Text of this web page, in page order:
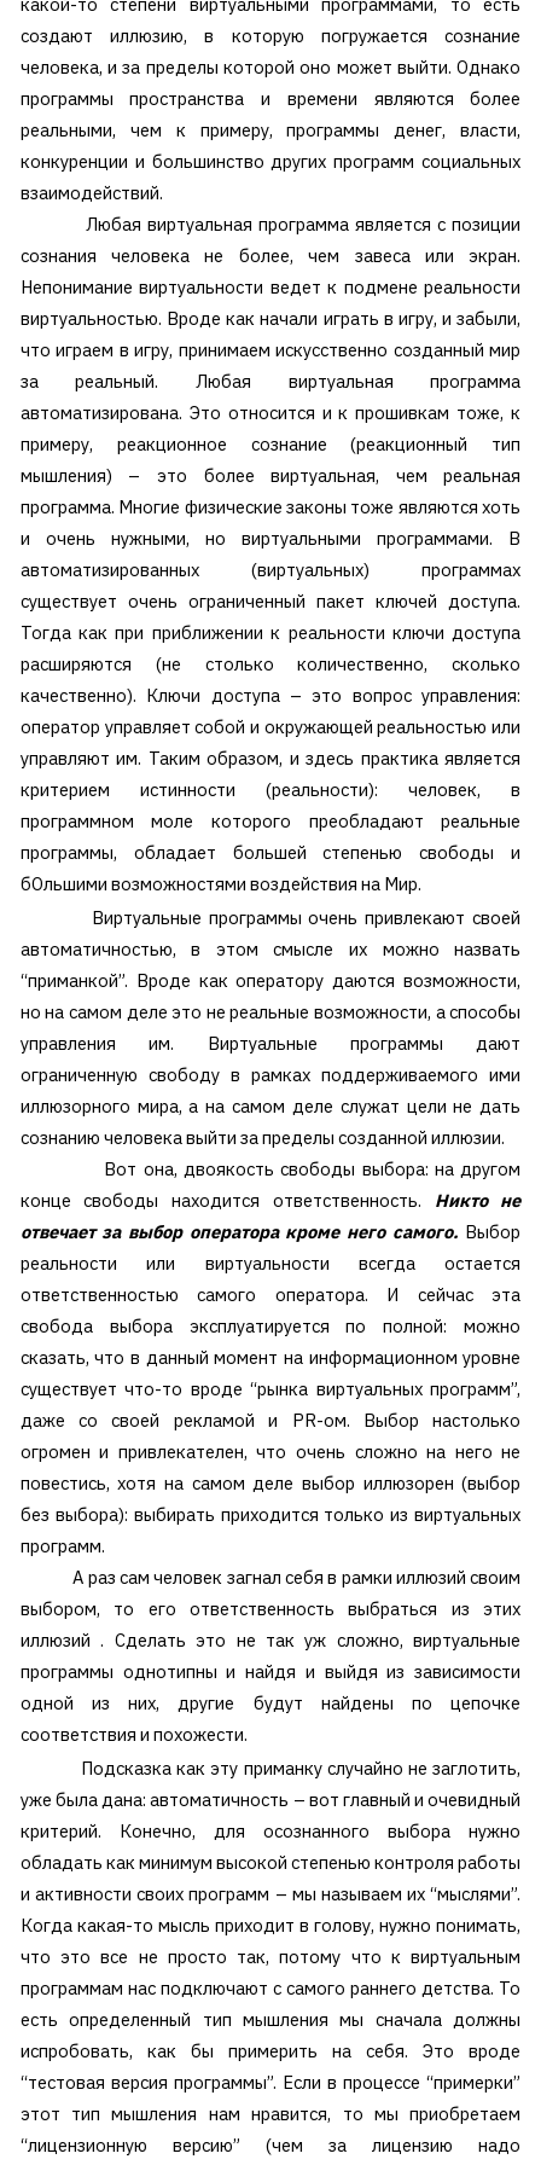
создают иллюзию, в которую погружается сознание
человека, и за пределы которой оно может выйти. Однако
программы пространства и времени являются более
реальными, чем к примеру, программы денег, власти,
конкуренции и большинство других программ социальных
взаимодействий.
Любая виртуальная программа является с позиции
сознания человека не более, чем завеса или экран.
Непонимание виртуальности ведет к подмене реальности
виртуальностью. Вроде как начали играть в игру, и забыли,
что играем в игру, принимаем искусственно созданный мир
за реальный. Любая виртуальная программа
автоматизирована. Это относится и к прошивкам тоже, к
примеру, реакционное сознание (реакционный тип
мышления) – это более виртуальная, чем реальная
программа. Многие физические законы тоже являются хоть
и очень нужными, но виртуальными программами. В
автоматизированных (виртуальных) программах
существует очень ограниченный пакет ключей доступа.
Тогда как при приближении к реальности ключи доступа
расширяются (не столько количественно, сколько
качественно). Ключи доступа – это вопрос управления:
оператор управляет собой и окружающей реальностью или
управляют им. Таким образом, и здесь практика является
критерием истинности (реальности): человек, в
программном моле которого преобладают реальные
программы, обладает большей степенью свободы и
бОльшими возможностями воздействия на Мир.
Виртуальные программы очень привлекают своей
автоматичностью, в этом смысле их можно назвать
“приманкой”. Вроде как оператору даются возможности,
но на самом деле это не реальные возможности, а способы
управления им. Виртуальные программы дают
ограниченную свободу в рамках поддерживаемого ими
иллюзорного мира, а на самом деле служат цели не дать
сознанию человека выйти за пределы созданной иллюзии.
Вот она, двоякость свободы выбора: на другом
конце свободы находится ответственность. Никто не
отвечает за выбор оператора кроме него самого. Выбор
реальности или виртуальности всегда остается
ответственностью самого оператора. И сейчас эта
свобода выбора эксплуатируется по полной: можно
сказать, что в данный момент на информационном уровне
существует что-то вроде “рынка виртуальных программ”,
даже со своей рекламой и PR-ом. Выбор настолько
огромен и привлекателен, что очень сложно на него не
повестись, хотя на самом деле выбор иллюзорен (выбор
без выбора): выбирать приходится только из виртуальных
программ.
А раз сам человек загнал себя в рамки иллюзий своим
выбором, то его ответственность выбраться из этих
иллюзий . Сделать это не так уж сложно, виртуальные
программы однотипны и найдя и выйдя из зависимости
одной из них, другие будут найдены по цепочке
соответствия и похожести.
Подсказка как эту приманку случайно не заглотить,
уже была дана: автоматичность – вот главный и очевидный
критерий. Конечно, для осознанного выбора нужно
обладать как минимум высокой степенью контроля работы
и активности своих программ – мы называем их “мыслями”.
Когда какая-то мысль приходит в голову, нужно понимать,
что это все не просто так, потому что к виртуальным
программам нас подключают с самого раннего детства. То
есть определенный тип мышления мы сначала должны
испробовать, как бы примерить на себя. Это вроде
“тестовая версия программы”. Если в процессе “примерки”
этот тип мышления нам нравится, то мы приобретаем
“лицензионную версию” (чем за лицензию надо